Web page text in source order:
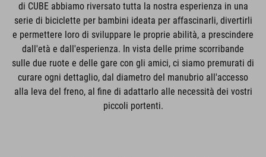
di CUBE abbiamo riversato tutta la nostra esperienza in una
serie di biciclette per bambini ideata per affascinarli, divertirli
e permettere loro di sviluppare le proprie abilità, a prescindere
dall'età e dall'esperienza. In vista delle prime scorribande
sulle due ruote e delle gare con gli amici, ci siamo premurati di
curare ogni dettaglio, dal diametro del manubrio all'accesso
alla leva del freno, al fine di adattarlo alle necessità dei vostri
piccoli portenti.